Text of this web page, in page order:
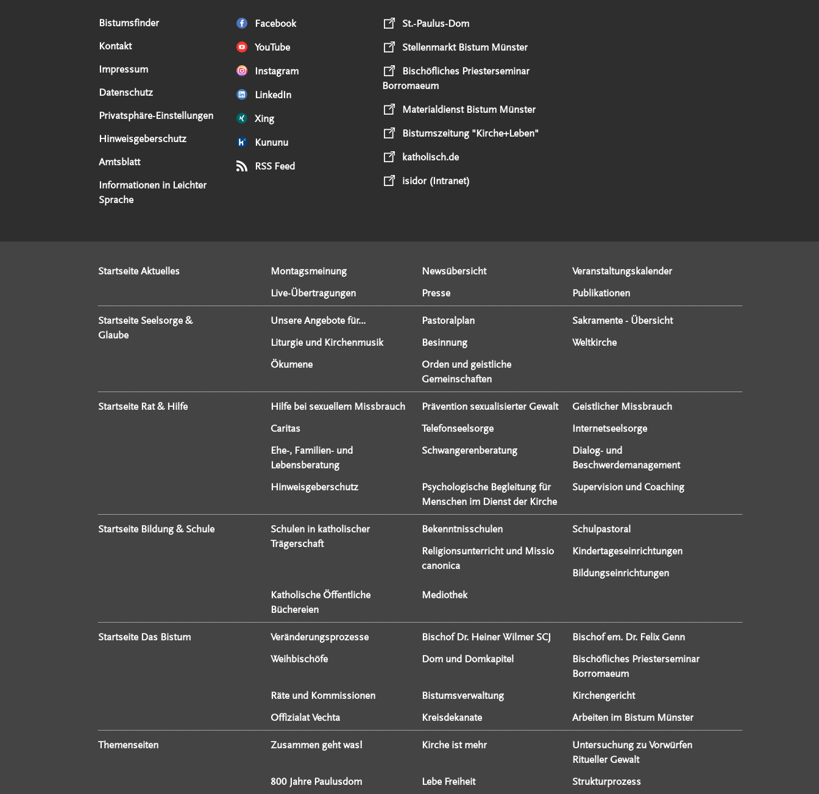
Serviceangebote
Bistumsfinder
Kontakt
Impressum
Datenschutz
Privatsphäre-Einstellungen
Hinweisgeberschutz
Amtsblatt
Informationen in Leichter
Sprache
Social Media Angebote Facebook
YouTube
Instagram
LinkedIn
Xing
Kununu
RSS Feed
Externe Links St.-Paulus-Dom
Stellenmarkt Bistum Münster
Bischöfliches Priesterseminar
Borromaeum
Materialdienst Bistum Münster
Bistumszeitung "Kirche+Leben"
katholisch.de
isidor (Intranet)
Startseite Aktuelles Montagsmeinung Newsübersicht
Veranstaltungskalender
Live-Übertragungen
Presse Publikationen
Startseite Seelsorge &
Glaube
Unsere Angebote für... Pastoralplan
Sakramente - Übersicht
Liturgie und Kirchenmusik
Besinnung
Weltkirche
Ökumene
Orden und geistliche
Gemeinschaften
Startseite Rat & Hilfe Hilfe bei sexuellem Missbrauch Prävention sexualisierter Gewalt
Geistlicher Missbrauch
Caritas
Telefonseelsorge
Internetseelsorge
Ehe-, Familien- und
Lebensberatung
Schwangerenberatung
Dialog- und
Beschwerdemanagement
Hinweisgeberschutz
Psychologische Begleitung für
Menschen im Dienst der Kirche
Supervision und Coaching
Startseite Bildung & Schule
Schulen in katholischer
Trägerschaft
Bekenntnisschulen
Schulpastoral
Religionsunterricht und Missio
canonica
Kindertageseinrichtungen
Bildungseinrichtungen
Katholische Öffentliche
Büchereien
Mediothek
Startseite Das Bistum Veränderungsprozesse Bischof Dr. Heiner Wilmer SCJ
Bischof em. Dr. Felix Genn
Weihbischöfe
Dom und Domkapitel
Bischöfliches Priesterseminar
Borromaeum
Räte und Kommissionen
Bistumsverwaltung
Kirchengericht
Offizialat Vechta
Kreisdekanate Arbeiten im Bistum Münster
Themenseiten Zusammen geht was! Kirche ist mehr
Untersuchung zu Vorwürfen
Ritueller Gewalt
800 Jahre Paulusdom
Lebe Freiheit Strukturprozess